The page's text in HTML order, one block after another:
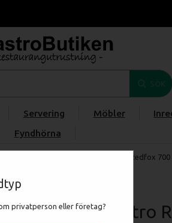
privatperson eller företag?
Servering Möbler
Fyndhörna
RM Gastro Redfox
RM Gastro